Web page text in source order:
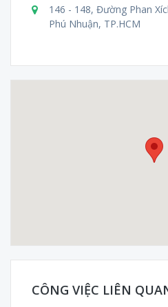
146 - 148, Đường Phan
Phú Nhuận, TP.HCM
CÔNG VIỆC LIÊN